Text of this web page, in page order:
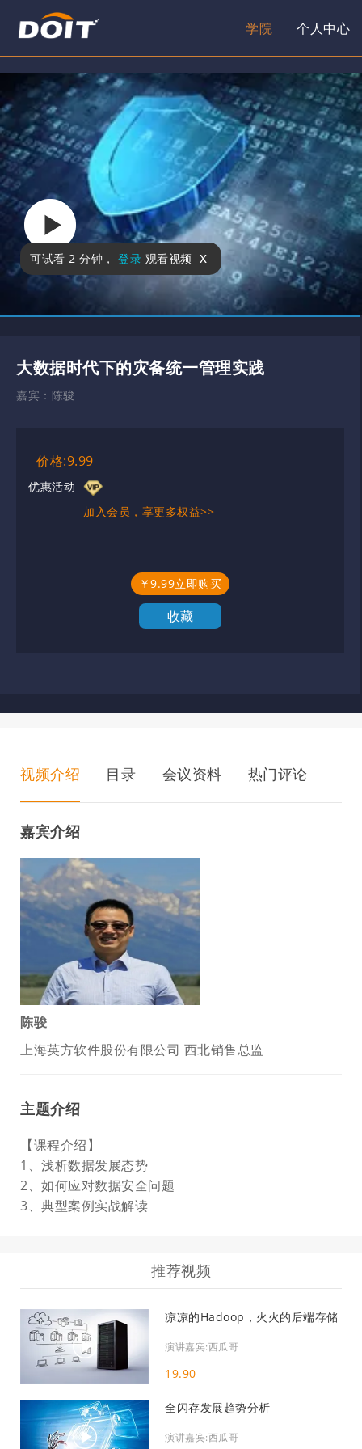
学院 个人中心
可试看 2 分钟 ， 登录 观看视频 x
大数据时代下的灾备统一管理实践
嘉宾： 陈骏
价格:9.99
优惠活动
加入会员，享更多权益>>
￥9.99立即购买
收藏
视频介绍 目录 会议资料 热门评论
嘉宾介绍
陈骏
上海英方软件股份有限公司 西北销售总监
主题介绍
【课程介绍】
1、浅析数据发展态势
2、如何应对数据安全问题
3、典型案例实战解读
推荐视频
凉凉的Hadoop，火火的后端存储
演讲嘉宾:西瓜哥
19.90
全闪存发展趋势分析
演讲嘉宾:西瓜哥